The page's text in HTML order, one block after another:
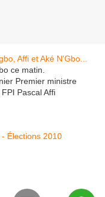
ce matin.
Premier ministre
Pascal Affi
Élections 2010